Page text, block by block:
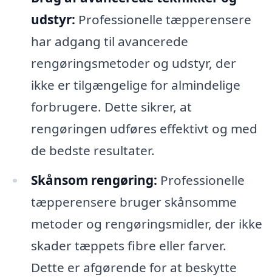
udstyr: Professionelle tæpperensere
har adgang til avancerede
rengøringsmetoder og udstyr, der
ikke er tilgængelige for almindelige
forbrugere. Dette sikrer, at
rengøringen udføres effektivt og med
de bedste resultater.
Skånsom rengøring: Professionelle
tæpperensere bruger skånsomme
metoder og rengøringsmidler, der ikke
skader tæppets fibre eller farver.
Dette er afgørende for at beskytte